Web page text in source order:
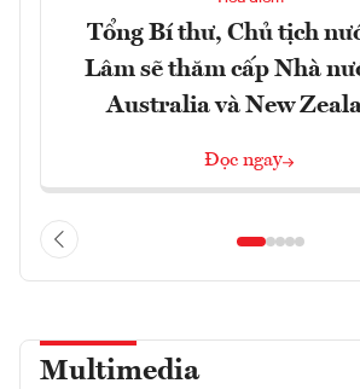
Tổng Bí thư, Chủ tịch
Lâm sẽ thăm cấp Nhà
Australia và New
Đọc ngay
Multimedia